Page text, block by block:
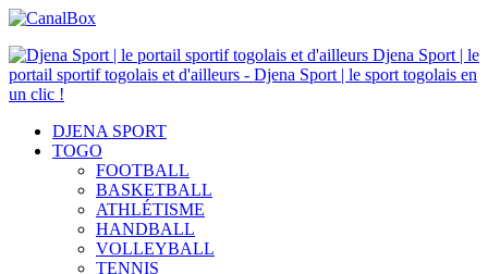
Djena Sport | le
portail sportif togolais et d'ailleurs - Djena Sport | le sport togolais en
un clic !
DJENA SPORT
TOGO
FOOTBALL
BASKETBALL
ATHLÉTISME
HANDBALL
VOLLEYBALL
TENNIS